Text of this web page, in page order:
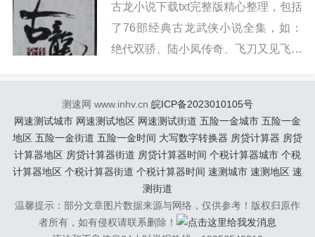
古龙小说下载txt完整版精心整理，包括
了76部经典古龙武侠小说全集，如：
绝代双骄、陆小凤传奇、飞刀又见飞刀
贯江西，汉族。1938年6...
测速网 www.inhv.cn 皖ICP备2023010105号
网速测试城市 网速测试地区 网速测试街道 五险一金城市 五险一金
地区 五险一金街道 五险一金时间 大写数字转换器 房贷计算器 房贷
计算器地区 房贷计算器街道 房贷计算器时间 个税计算器城市 个税
计算器地区 个税计算器街道 个税计算器时间 速测城市 速测地区 速
测街道
温馨提示：部分文章图片数据来源与网络，仅供参考！版权归原作
者所有，如有侵权请联系删除！